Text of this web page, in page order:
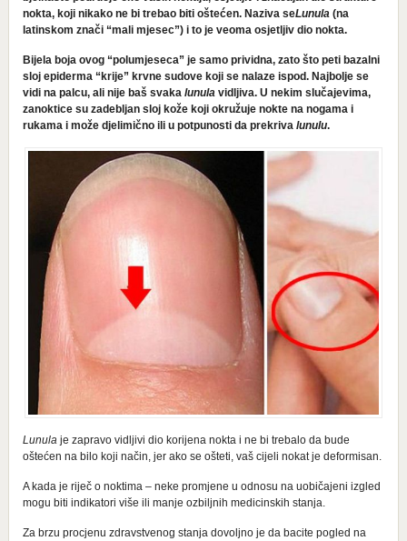
nokta, koji nikako ne bi trebao biti oštećen. Naziva seLunula(na
latinskom znači “mali mjesec”) i to je veoma osjetljiv dio nokta.
Bijela boja ovog “polumjeseca” je samo prividna, zato što peti bazalni
sloj epiderma “krije” krvne sudove koji se nalaze ispod. Najbolje se
vidi na palcu, ali nije baš svaka lunulavidljiva. U nekim slučajevima,
zanoktice su zadebljan sloj kože koji okružuje nokte na nogama i
rukama i može djelimično ili u potpunosti da prekriva lunulu.
Lunula je zapravo vidljivi dio korijena nokta i ne bi trebalo da bude
oštećen na bilo koji način, jer ako se ošteti, vaš cijeli nokat je deformisan.
A kada je riječ o noktima – neke promjene u odnosu na uobičajeni izgled
mogu biti indikatori više ili manje ozbiljnih medicinskih stanja.
Za brzu procjenu zdravstvenog stanja dovoljno je da bacite pogled na